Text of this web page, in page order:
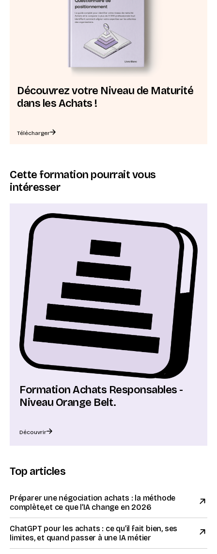
Découvrez votre Niveau de Maturité
dans les Achats !
Télécharger
Cette formation pourrait vous
intéresser
Formation Achats Responsables -
Niveau Orange Belt.
Découvrir
Top articles
Préparer une négociation achats : la méthode
complète,et ce que l’IA change en 2026
ChatGPT pour les achats : ce qu’il fait bien, ses
limites, et quand passer à une IA métier